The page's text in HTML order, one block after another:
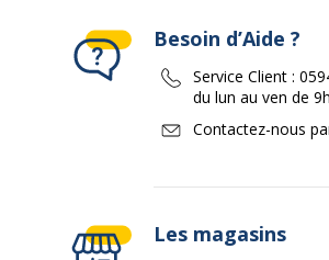
Besoin d’Aide ?
Service Client :
du lun au ven de
Contactez-nous
Les magasins